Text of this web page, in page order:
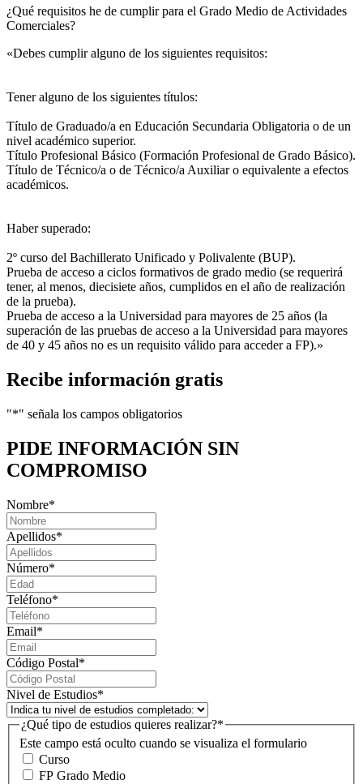
¿Qué requisitos he de cumplir para el Grado Medio de Actividades
Comerciales?
«Debes cumplir alguno de los siguientes requisitos:
Tener alguno de los siguientes títulos:
Título de Graduado/a en Educación Secundaria Obligatoria o de un
nivel académico superior.
Título Profesional Básico (Formación Profesional de Grado Básico).
Título de Técnico/a o de Técnico/a Auxiliar o equivalente a efectos
académicos.
Haber superado:
2º curso del Bachillerato Unificado y Polivalente (BUP).
Prueba de acceso a ciclos formativos de grado medio (se requerirá
tener, al menos, diecisiete años, cumplidos en el año de realización
de la prueba).
Prueba de acceso a la Universidad para mayores de 25 años (la
superación de las pruebas de acceso a la Universidad para mayores
de 40 y 45 años no es un requisito válido para acceder a FP).»
Recibe información gratis
"*" señala los campos obligatorios
PIDE INFORMACIÓN SIN
COMPROMISO
Nombre*
Apellidos*
Número*
Teléfono*
Email*
Código Postal*
Nivel de Estudios*
Este campo está oculto cuando se visualiza el formulario
¿Qué tipo de estudios quieres realizar?*
Curso
FP Grado Medio